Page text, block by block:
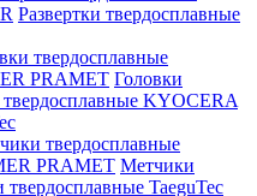
Развертки твердосплавные
твердосплавные
PRAMET Головки
твердосплавные KYOCERA
твердосплавные
PRAMET Метчики
TaeguTec